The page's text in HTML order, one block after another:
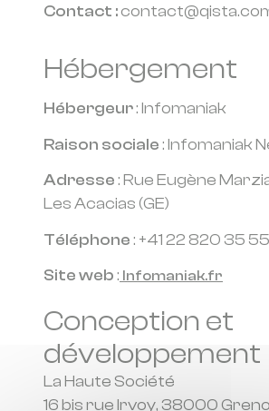
Contact :
Hébergement
Hébergeur: Infomaniak
Raison sociale: Infomaniak
Adresse: Rue Eugène
Les Acacias (GE)
Téléphone: +41 22 820 35 55
Site web: Infomaniak.fr
Conception et
développement
La Haute Société
16 bis rue Irvoy, 38000